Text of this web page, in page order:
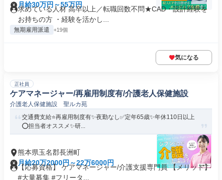
月給30万円～55万円
求めている人材 高卒以上／転職回数不問★CAD・設計経験を
お持ちの方 ・経験を活かし...
無期雇用派遣 +19個
気になる
正社員
ケアマネージャー/再雇用制度有/介護老人保健施設
介護老人保健施設 聖ルカ苑
交通費支給⭐️再雇用制度有✨夜勤なし✅️定年65歳✨年休110日以上
⭕️担当者オススメ✨研...
熊本県玉名郡長洲町
月給20万2000円～22万6000円
【応募資格】 ケアマネージャー/介護支援専門員 【メリット】
#大量募集 #フリータ...